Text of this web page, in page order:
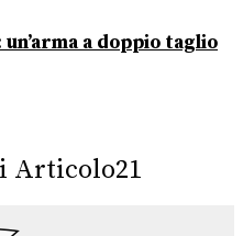
a doppio taglio
Articolo21